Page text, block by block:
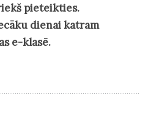
pieteikties.
dienai katram
e-klasē.